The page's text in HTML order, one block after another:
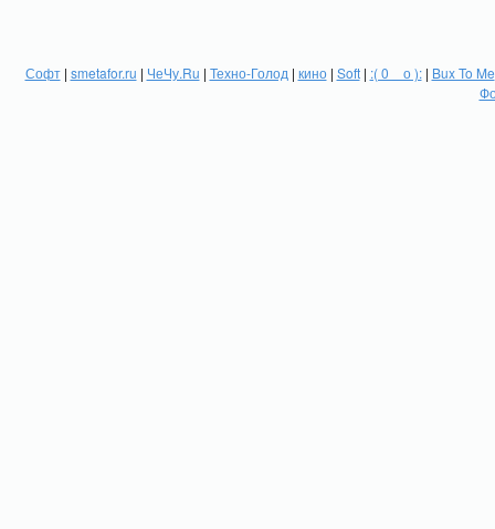
Софт| smetafor.ru | ЧеЧу.Ru | Техно-Голод | кино| Soft| :( 0 _ о ):| Bux To Me